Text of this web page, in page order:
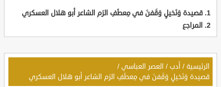
قصيدة وَنَخيلٍ وَقَفنَ في مِعطَفِ الرَم الشاعر أبو هلال العسكري
المراجع
الرئيسية / أدب / العصر العباسي /
قصيدة وَنَخيلٍ وَقَفنَ في مِعطَفِ الرَم الشاعر أبو هلال العسكري